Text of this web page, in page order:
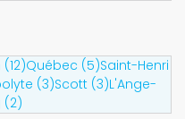
Québec (5)Saint-Henri
(3)Scott (3)L'Ange-
(2)